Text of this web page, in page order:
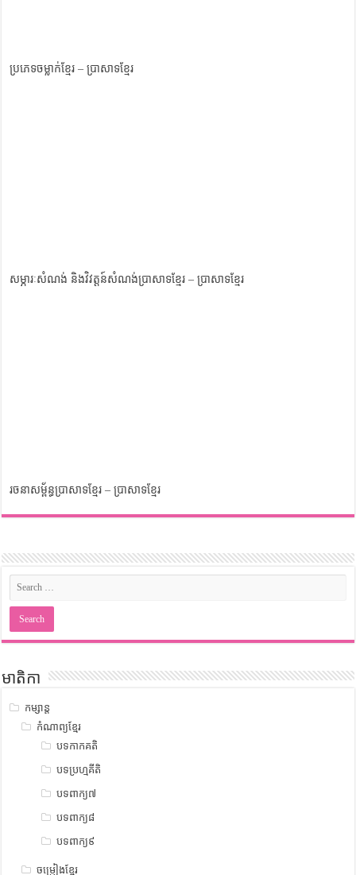
ប្រភេទចម្លាក់ខ្មែរ – ប្រាសាទខ្មែរ
សម្ភារៈសំណង់ និងវិវត្តន៍សំណង់ប្រាសាទខ្មែរ – ប្រាសាទខ្មែរ
រចនាសម្ព័ន្ធប្រាសាទខ្មែរ – ប្រាសាទខ្មែរ
មាតិកា
កម្សាន្ត
កំណាព្យខ្មែរ
បទកាកគតិ
បទប្រហ្មគីតិ
បទពាក្យ៧
បទពាក្យ៨
បទពាក្យ៩
ចម្រៀងខ្មែរ